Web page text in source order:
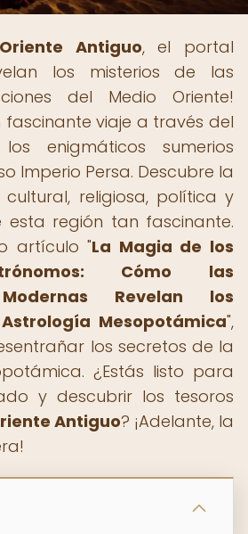
Oriente Antiguo, el portal
los misterios de las
del Medio Oriente!
fascinante viaje a través del
enigmáticos sumerios
Imperio Persa. Descubre la
cultural, religiosa, política y
región tan fascinante.
artículo "La Magia de los
Cómo las
Revelan los
Mesopotámica",
los secretos de la
¿Estás listo para
y descubrir los tesoros
Antiguo? ¡Adelante, la